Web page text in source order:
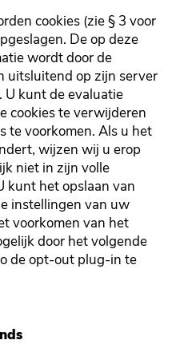
cookies (zie § 3 voor
De op deze
wordt door de
uitsluitend op zijn server
U kunt de evaluatie
cookies te verwijderen
te voorkomen. Als u het
wijzen wij u erop
niet in zijn volle
kunt het opslaan van
instellingen van uw
voorkomen van het
door het volgende
de opt-out plug-in te